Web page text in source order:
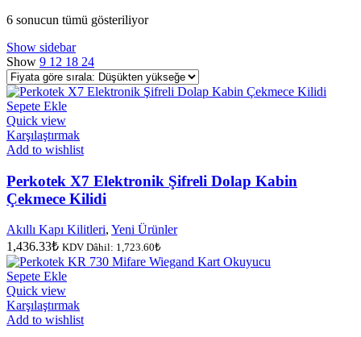
6 sonucun tümü gösteriliyorFiyata
yükseğe
Show sidebar
Show 9 12 18 24
Sepete Ekle
Quick view
Karşılaştırmak
Add to wishlist
Perkotek X7 Elektronik Şifreli Dolap Kabin
Çekmece Kilidi
Akıllı Kapı Kilitleri, Yeni Ürünler
1,436.33₺ KDV Dâhil: 1,723.60₺
Sepete Ekle
Quick view
Karşılaştırmak
Add to wishlist